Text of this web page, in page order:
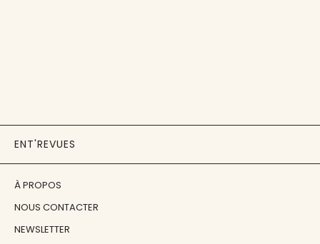
ENT'REVUES
À PROPOS
NOUS CONTACTER
NEWSLETTER